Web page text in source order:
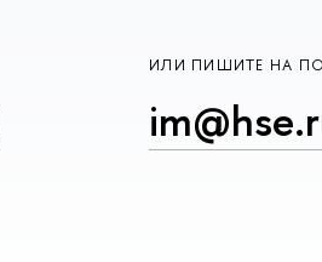
ИЛИ ПИШИТЕ НА